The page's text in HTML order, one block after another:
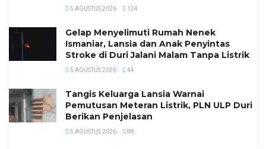
5 AGUSTUS 2026 124
Gelap Menyelimuti Rumah Nenek
Ismaniar, Lansia dan Anak Penyintas
Stroke di Duri Jalani Malam Tanpa Listrik
5 AGUSTUS 2026 44
Tangis Keluarga Lansia Warnai
Pemutusan Meteran Listrik, PLN ULP Duri
Berikan Penjelasan
5 AGUSTUS 2026 88